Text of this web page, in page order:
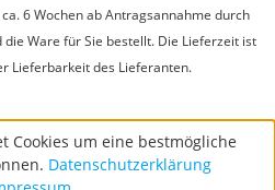
6 Wochen ab Antragsannahme durch
Ware für Sie bestellt. Die Lieferzeit ist
Lieferbarkeit des Lieferanten.
Cookies um eine bestmögliche
Datenschutzerklärung